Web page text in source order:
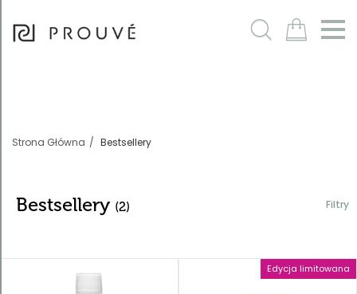
m
Strona Główna Bestsellery
Bestsellery (2) Filtry
Edycja limitowana
Filtry